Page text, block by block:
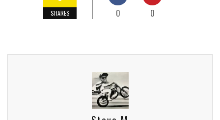
SHARES 0 0